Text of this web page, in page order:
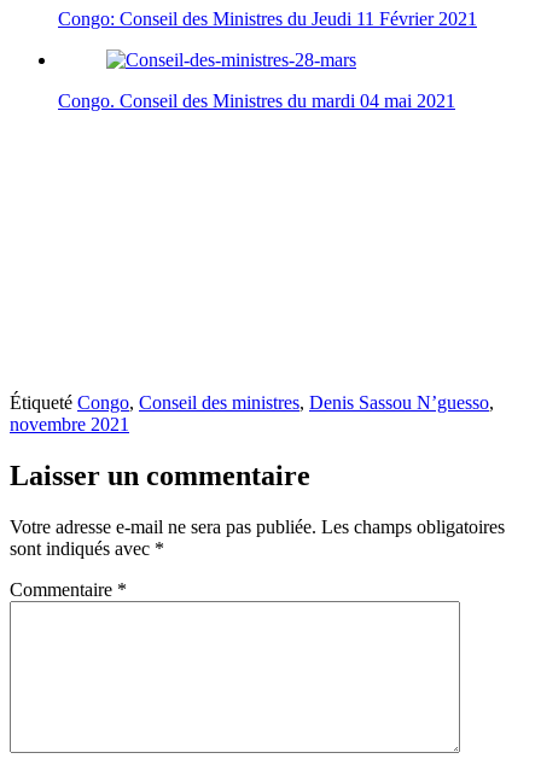
Congo: Conseil des Ministres du Jeudi 11 Février 2021
Congo. Conseil des Ministres du mardi 04 mai 2021
Étiqueté Congo, Conseil des ministres, Denis Sassou N’guesso,
novembre 2021
Laisser un commentaire
Votre adresse e-mail ne sera pas publiée. Les champs obligatoires
sont indiqués avec *
Commentaire *